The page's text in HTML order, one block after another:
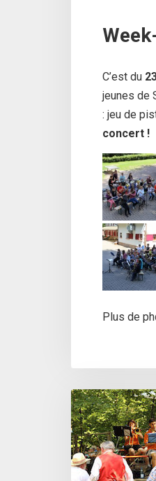
C’est du
jeunes de
: jeu de
concert !
Plus de